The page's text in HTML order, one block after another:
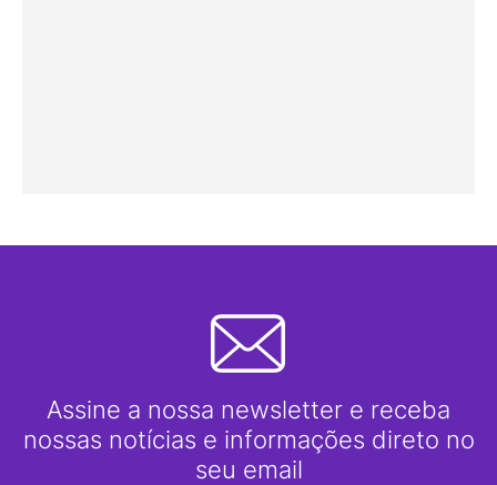
Assine a nossa newsletter e receba
nossas notícias e informações direto no
seu email